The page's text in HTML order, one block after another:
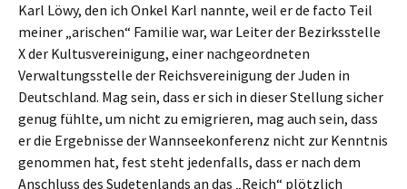
Karl Löwy, den ich Onkel Karl nannte, weil er de facto Teil
meiner „arischen“ Familie war, war Leiter der Bezirksstelle
X der Kultusvereinigung, einer nachgeordneten
Verwaltungsstelle der Reichsvereinigung der Juden in
Deutschland. Mag sein, dass er sich in dieser Stellung sicher
genug fühlte, um nicht zu emigrieren, mag auch sein, dass
er die Ergebnisse der Wannseekonferenz nicht zur Kenntnis
genommen hat, fest steht jedenfalls, dass er nach dem
Anschluss des Sudetenlands an das „Reich“ plötzlich